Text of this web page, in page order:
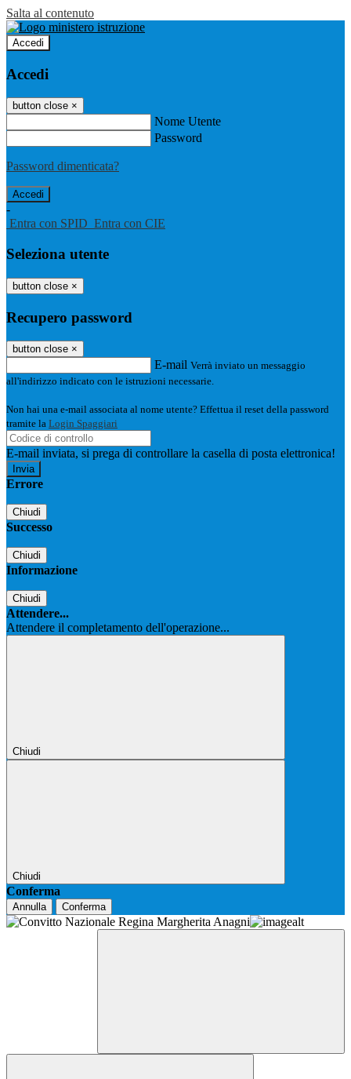
Salta al contenuto
Accedi
Accedi
button close ×
Nome Utente
Password
Password dimenticata?
-
Entra con SPID Entra con CIE
Seleziona utente
button close ×
Recupero password
button close ×
E-mail Verrà inviato un messaggio
all'indirizzo indicato con le istruzioni necessarie.
Non hai una e-mail associata al nome utente? Effettua il reset della password
tramite la Login Spaggiari
E-mail inviata, si prega di controllare la casella di posta elettronica!
Errore
Chiudi
Successo
Chiudi
Informazione
Chiudi
Attendere...
Attendere il completamento dell'operazione...
Chiudi
Chiudi
Conferma
Annulla Conferma